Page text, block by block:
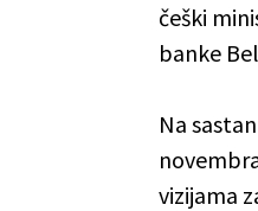
češki
banke
Na
vizijama